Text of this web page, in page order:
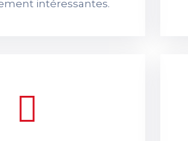
intéressantes.